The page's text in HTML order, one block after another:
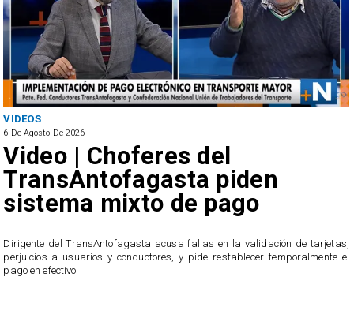
VIDEOS
6 De Agosto De 2026
Video | Choferes del
TransAntofagasta piden
sistema mixto de pago
​Dirigente del TransAntofagasta acusa fallas en la validación de tarjetas,
perjuicios a usuarios y conductores, y pide restablecer temporalmente el
pago en efectivo.